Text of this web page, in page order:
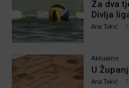
Za dva
Divlja
Ana Tokić
Aktualno
U
Ana Tokić